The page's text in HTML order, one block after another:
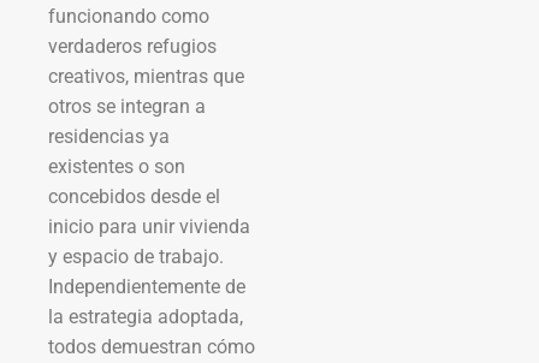
funcionando como
verdaderos refugios
creativos, mientras que
otros se integran a
residencias ya
existentes o son
concebidos desde el
inicio para unir vivienda
y espacio de trabajo.
Independientemente de
la estrategia adoptada,
todos demuestran cómo